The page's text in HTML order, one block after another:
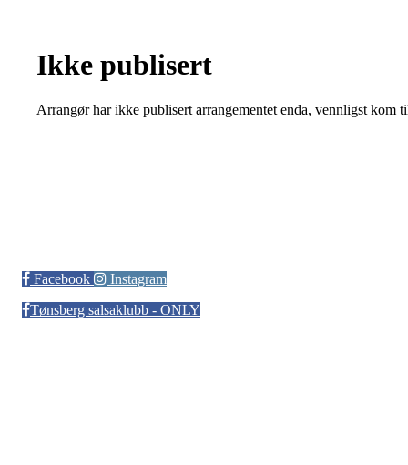
Ikke publisert
Arrangør har ikke publisert arrangementet enda, vennligst kom
Facebook
Instagram
Tønsberg salsaklubb - ONLY